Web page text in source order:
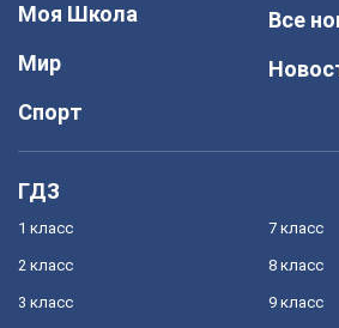
Моя Школа
Мир
Спорт
Все
ГДЗ
1 класс
2 класс
3 класс
7 класс
8 класс
9 класс